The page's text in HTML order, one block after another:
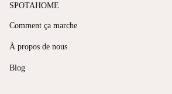
SPOTAHOME
Comment ça marche
À propos de nous
Blog